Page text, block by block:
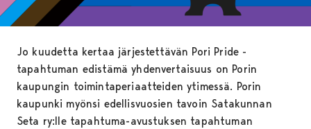
Jo kuudetta kertaa järjestettävän Pori Pride -
tapahtuman edistämä yhdenvertaisuus on Porin
kaupungin toimintaperiaatteiden ytimessä. Porin
kaupunki myönsi edellisvuosien tavoin Satakunnan
Seta ry:lle tapahtuma-avustuksen tapahtuman